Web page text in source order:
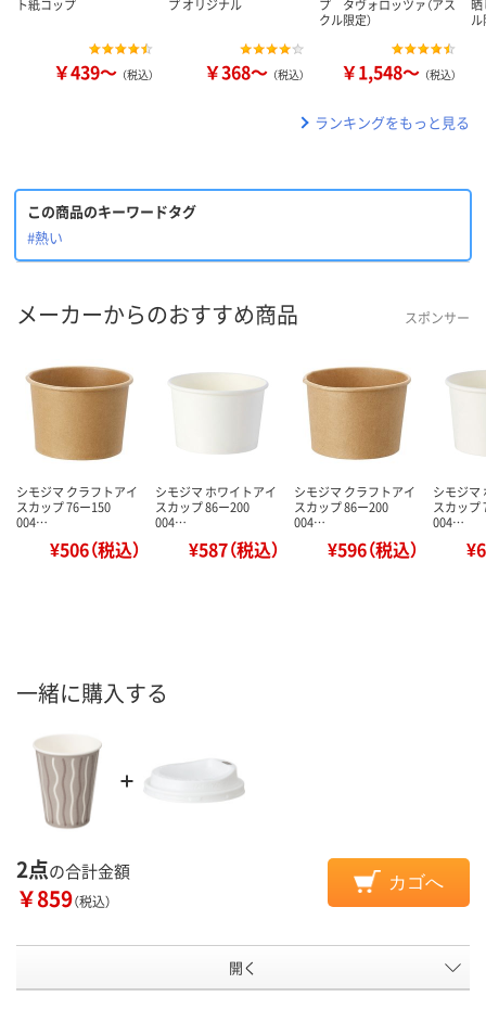
ト紙コップ
￥439～ （税込）
プ オリジナル
￥368～ （税込）
プ タヴォロッツァ（アス
クル限定）
￥1,548～ （税込）
ル
ランキングをもっと見る
この商品のキーワードタグ
#熱い
メーカーからのおすすめ商品 スポンサー
シモジマ クラフトアイ
スカップ 76ー150
004…
¥506（税込）
シモジマ ホワイトアイ
スカップ 86ー200
004…
¥587（税込）
シモジマ クラフトアイ
スカップ 86ー200
004…
¥596（税込）
シモジマ
スカップ
004…
一緒に購入する
2点の合計金額
￥859（税込）
カゴへ
開く